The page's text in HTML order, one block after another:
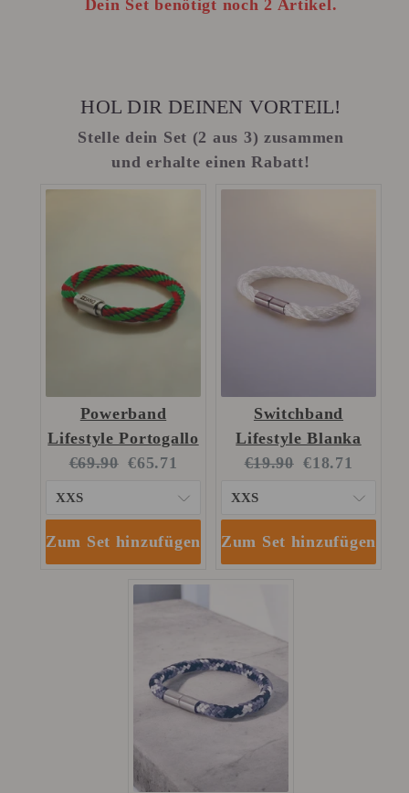
Dein Set benötigt noch 2 Artikel.
HOL DIR DEINEN VORTEIL!
Stelle dein Set (2 aus 3) zusammen
und erhalte einen Rabatt!
Powerband
Lifestyle Portogallo
Original
€69.90 Current
€65.71
Zum Set hinzufügen
Switchband
Lifestyle Blanka
Original
€19.90 Current
€18.71
Zum Set hinzufügen